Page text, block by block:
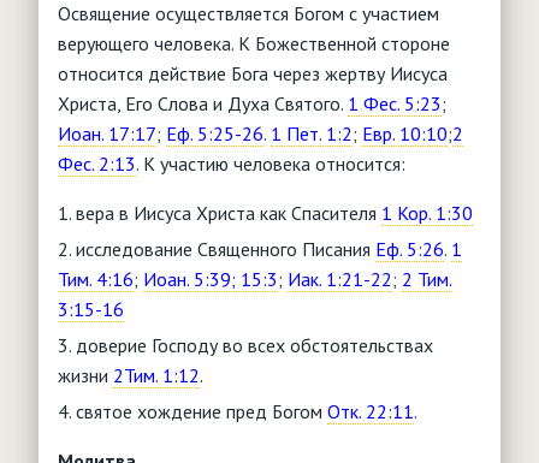
Освящение осуществляется Богом с участием
верующего человека. К Божественной стороне
относится действие Бога через жертву Иисуса
Христа, Его Слова и Духа Святого. 1 Фес. 5:23;
Иоан. 17:17; Еф. 5:25-26. 1 Пет. 1:2; Евр. 10:10;2
Фес. 2:13. К участию человека относится:
вера в Иисуса Христа как Спасителя 1 Кор. 1:30
исследование Священного Писания Еф. 5:26. 1
Тим. 4:16; Иоан. 5:39; 15:3; Иак. 1:21-22; 2 Тим.
3:15-16
доверие Господу во всех обстоятельствах
жизни 2Тим. 1:12.
святое хождение пред Богом Отк. 22:11.